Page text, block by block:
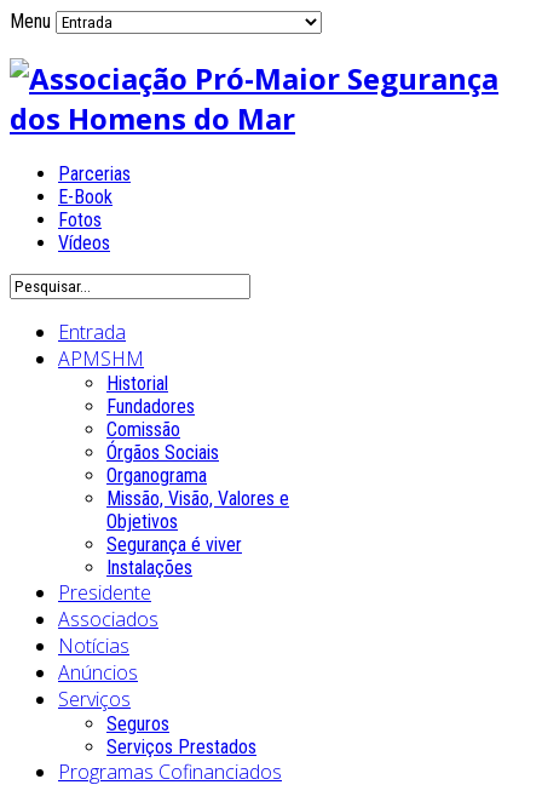
Menu
Parcerias
E-Book
Fotos
Vídeos
Entrada
APMSHM
Historial
Fundadores
Comissão
Órgãos Sociais
Organograma
Missão, Visão, Valores e
Objetivos
Segurança é viver
Instalações
Presidente
Associados
Notícias
Anúncios
Serviços
Seguros
Serviços Prestados
Programas Cofinanciados